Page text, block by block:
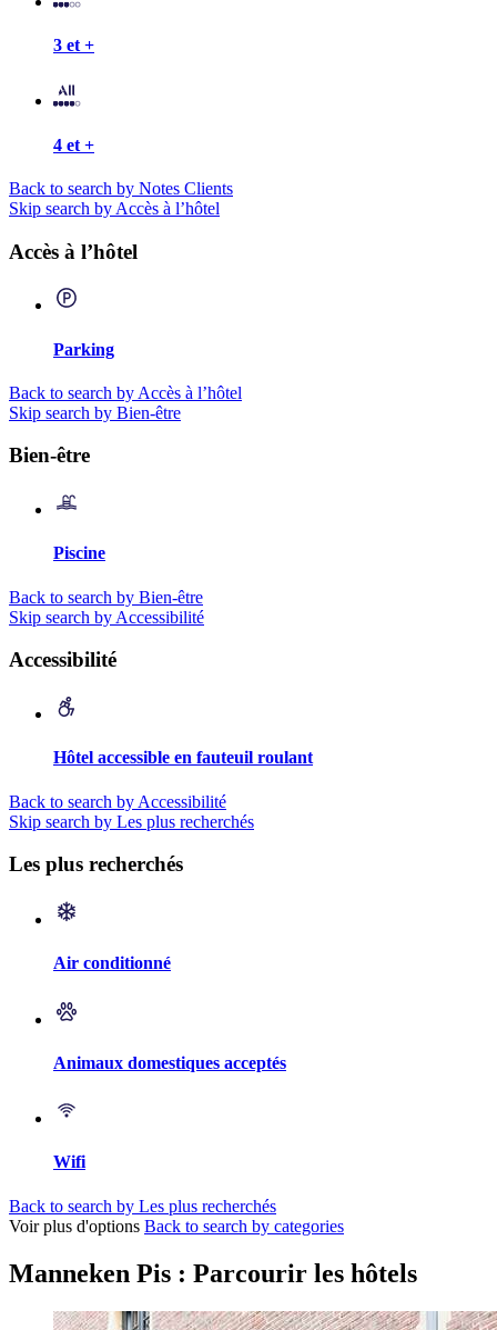
3 et +
4 et +
Back to search by Notes Clients
Skip search by Accès à l’hôtel
Accès à l’hôtel
Parking
Back to search by Accès à l’hôtel
Skip search by Bien-être
Bien-être
Piscine
Back to search by Bien-être
Skip search by Accessibilité
Accessibilité
Hôtel accessible en fauteuil roulant
Back to search by Accessibilité
Skip search by Les plus recherchés
Les plus recherchés
Air conditionné
Animaux domestiques acceptés
Wifi
Back to search by Les plus recherchés
Voir plus d'options Back to search by categories
Manneken Pis : Parcourir les hôtels